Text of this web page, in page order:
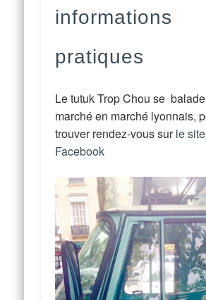
informations
pratiques
Le tutuk Trop Chou se
marché en marché lyonnais,
trouver rendez-vous surle site
Facebook